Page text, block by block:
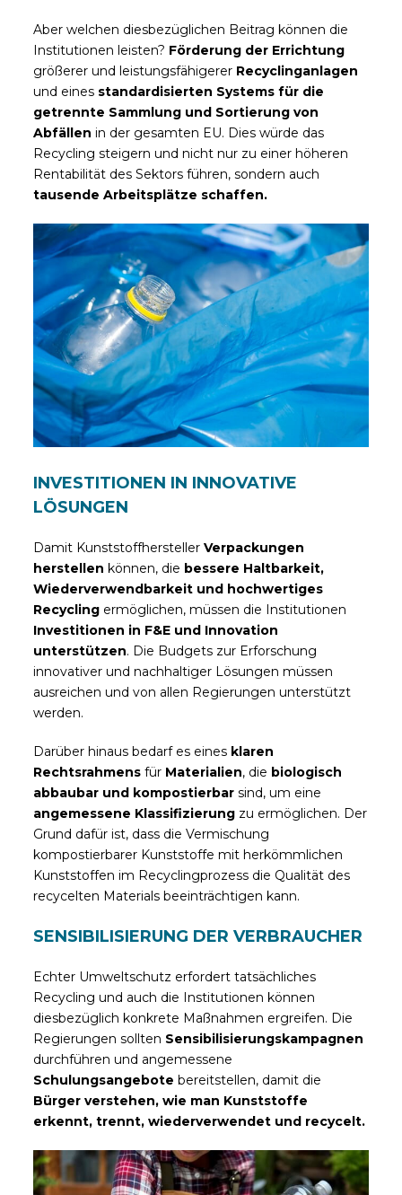
Aber welchen diesbezüglichen Beitrag können die
Institutionen leisten? Förderung der Errichtung
größerer und leistungsfähigerer Recyclinganlagen
und eines standardisierten Systems für die
getrennte Sammlung und Sortierung von
Abfällen in der gesamten EU. Dies würde das
Recycling steigern und nicht nur zu einer höheren
Rentabilität des Sektors führen, sondern auch
tausende Arbeitsplätze schaffen.
INVESTITIONEN IN INNOVATIVE
LÖSUNGEN
Damit KunststoffherstellerVerpackungen
herstellen können, die bessere Haltbarkeit,
Wiederverwendbarkeit und hochwertiges
Recycling ermöglichen, müssen die Institutionen
Investitionen in F&E und Innovation
unterstützen. Die Budgets zur Erforschung
innovativer und nachhaltiger Lösungen müssen
ausreichen und von allen Regierungen unterstützt
werden.
Darüber hinaus bedarf es eines klaren
Rechtsrahmens für Materialien, die biologisch
abbaubar und kompostierbar sind, um eine
angemessene Klassifizierung zu ermöglichen. Der
Grund dafür ist, dass die Vermischung
kompostierbarer Kunststoffe mit herkömmlichen
Kunststoffen im Recyclingprozess die Qualität des
recycelten Materials beeinträchtigen kann.
SENSIBILISIERUNG DER VERBRAUCHER
Echter Umweltschutz erfordert tatsächliches
Recycling und auch die Institutionen können
diesbezüglich konkrete Maßnahmen ergreifen. Die
Regierungen sollten Sensibilisierungskampagnen
durchführen und angemessene
Schulungsangebote bereitstellen, damit die
Bürger verstehen, wie man Kunststoffe
erkennt, trennt, wiederverwendet und recycelt.